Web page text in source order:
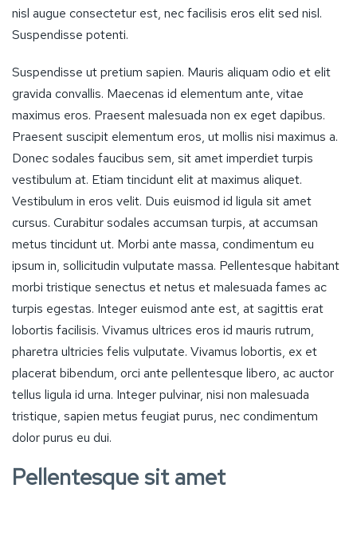
nisl augue consectetur est, nec facilisis eros elit sed nisl.
Suspendisse potenti.
Suspendisse ut pretium sapien. Mauris aliquam odio et elit
gravida convallis. Maecenas id elementum ante, vitae
maximus eros. Praesent malesuada non ex eget dapibus.
Praesent suscipit elementum eros, ut mollis nisi maximus a.
Donec sodales faucibus sem, sit amet imperdiet turpis
vestibulum at. Etiam tincidunt elit at maximus aliquet.
Vestibulum in eros velit. Duis euismod id ligula sit amet
cursus. Curabitur sodales accumsan turpis, at accumsan
metus tincidunt ut. Morbi ante massa, condimentum eu
ipsum in, sollicitudin vulputate massa. Pellentesque habitant
morbi tristique senectus et netus et malesuada fames ac
turpis egestas. Integer euismod ante est, at sagittis erat
lobortis facilisis. Vivamus ultrices eros id mauris rutrum,
pharetra ultricies felis vulputate. Vivamus lobortis, ex et
placerat bibendum, orci ante pellentesque libero, ac auctor
tellus ligula id urna. Integer pulvinar, nisi non malesuada
tristique, sapien metus feugiat purus, nec condimentum
dolor purus eu dui.
Pellentesque sit amet